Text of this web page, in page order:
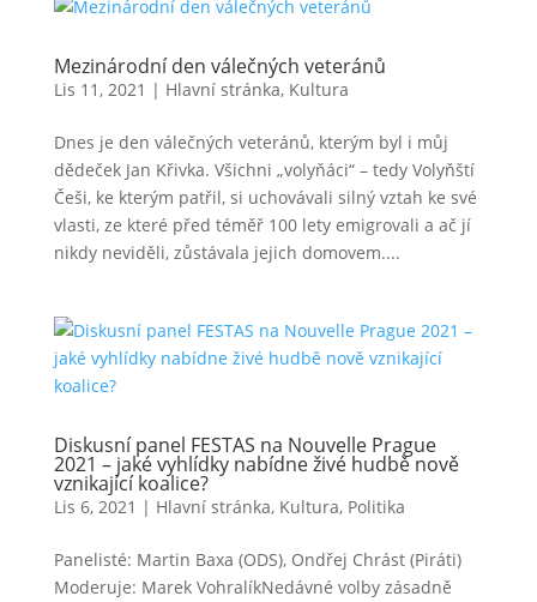
Mezinárodní den válečných veteránů
Lis 11, 2021 | Hlavní stránka, Kultura
Dnes je den válečných veteránů, kterým byl i můj
dědeček Jan Křivka. Všichni „volyňáci“ – tedy Volyňští
Češi, ke kterým patřil, si uchovávali silný vztah ke své
vlasti, ze které před téměř 100 lety emigrovali a ač jí
nikdy neviděli, zůstávala jejich domovem....
Diskusní panel FESTAS na Nouvelle Prague
2021 – jaké vyhlídky nabídne živé hudbě nově
vznikající koalice?
Lis 6, 2021 | Hlavní stránka, Kultura, Politika
Panelisté: Martin Baxa (ODS), Ondřej Chrást (Piráti)
Moderuje: Marek VohralíkNedávné volby zásadně